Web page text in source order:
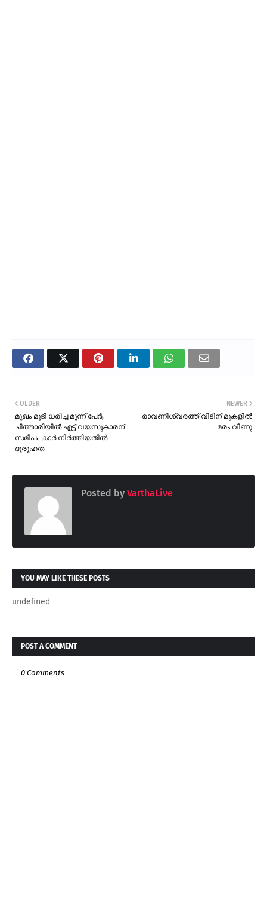
NEWER
രാവണീശ്വരത്ത് വീടിന് മുകളിൽ
മരം വീണു
OLDER
മുഖം മൂടി ധരിച്ച മൂന്ന് പേർ,
ചിത്താരിയിൽ എട്ട് വയസുകാരന്
സമീപം കാർ നിർത്തിയതിൽ
ദുരൂഹത
Posted by VarthaLive
YOU MAY LIKE THESE POSTS
undefined
POST A COMMENT
0 Comments